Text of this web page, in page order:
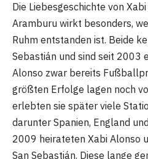
Die Liebesgeschichte von
Aramburu wirkt besonders,
Ruhm entstanden ist. Beide
Sebastián und sind seit 2003
Alonso zwar bereits
größten Erfolge lagen noch
erlebten sie später viele
darunter Spanien, England
2009 heirateten Xabi Alonso
San Sebastián. Diese lange